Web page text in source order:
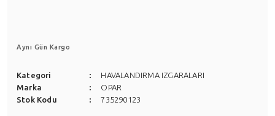
Aynı Gün Kargo
Kategori
HAVALANDIRMA IZGARALARI
Marka
OPAR
Stok Kodu
735290123